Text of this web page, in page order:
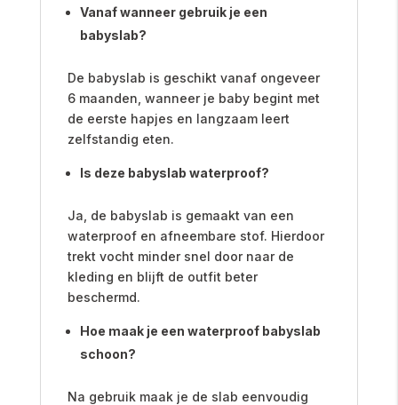
Vanaf wanneer gebruik je een
babyslab?
De babyslab is geschikt vanaf ongeveer
6 maanden, wanneer je baby begint met
de eerste hapjes en langzaam leert
zelfstandig eten.
Is deze babyslab waterproof?
Ja, de babyslab is gemaakt van een
waterproof en afneembare stof. Hierdoor
trekt vocht minder snel door naar de
kleding en blijft de outfit beter
beschermd.
Hoe maak je een waterproof babyslab
schoon?
Na gebruik maak je de slab eenvoudig